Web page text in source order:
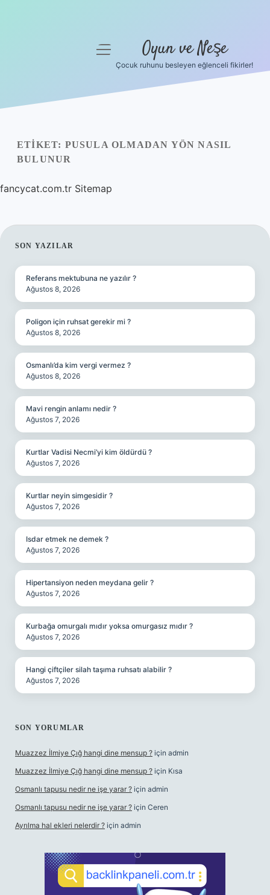
Yasal Uyarı
menüyü
Oyun ve Neşe
Çocuk ruhunu besleyen eğlenceli fikirler!
ETIKET: PUSULA OLMADAN YÖN NASIL
BULUNUR
fancycat.com.tr Sitemap
SIDEBAR
SON YAZILAR
Referans mektubuna ne yazılır ?
Ağustos 8, 2026
Poligon için ruhsat gerekir mi ?
Ağustos 8, 2026
Osmanlı’da kim vergi vermez ?
Ağustos 8, 2026
Mavi rengin anlamı nedir ?
Ağustos 7, 2026
Kurtlar Vadisi Necmi’yi kim öldürdü ?
Ağustos 7, 2026
Kurtlar neyin simgesidir ?
Ağustos 7, 2026
Isdar etmek ne demek ?
Ağustos 7, 2026
Hipertansiyon neden meydana gelir ?
Ağustos 7, 2026
Kurbağa omurgalı mıdır yoksa omurgasız mıdır ?
Ağustos 7, 2026
Hangi çiftçiler silah taşıma ruhsatı alabilir ?
Ağustos 7, 2026
SON YORUMLAR
Muazzez İlmiye Çığ hangi dine mensup ? için admin
Muazzez İlmiye Çığ hangi dine mensup ? için Kısa
Osmanlı tapusu nedir ne işe yarar ? için admin
Osmanlı tapusu nedir ne işe yarar ? için Ceren
Ayrılma hal ekleri nelerdir ? için admin